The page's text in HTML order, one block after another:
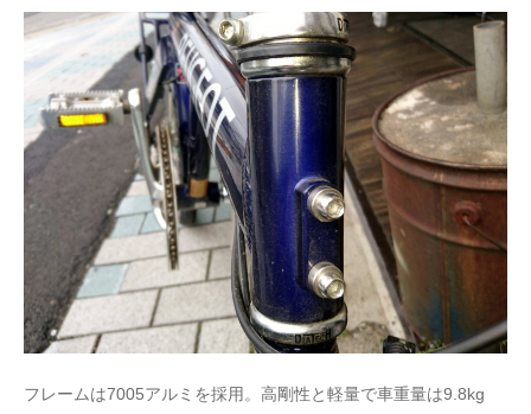
フレームは7005アルミを採用。高剛性と軽量で車重量は9.8kg